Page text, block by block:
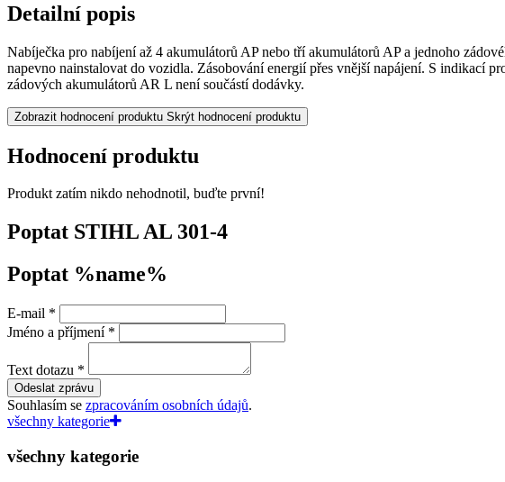
Detailní popis
Nabíječka pro nabíjení až 4 akumulátorů AP nebo tří akumulátorů AP a jednoho
napevno nainstalovat do vozidla. Zásobování energií přes vnější napájení. S
zádových akumulátorů AR L není součástí dodávky.
Zobrazit hodnocení produktu Skrýt hodnocení produktu
Hodnocení produktu
Produkt zatím nikdo nehodnotil, buďte první!
Poptat STIHL AL 301-4
Poptat %name%
E-mail *
Jméno a příjmení *
Text dotazu *
Odeslat zprávu
Souhlasím se zpracováním osobních údajů.
všechny kategorie
všechny kategorie